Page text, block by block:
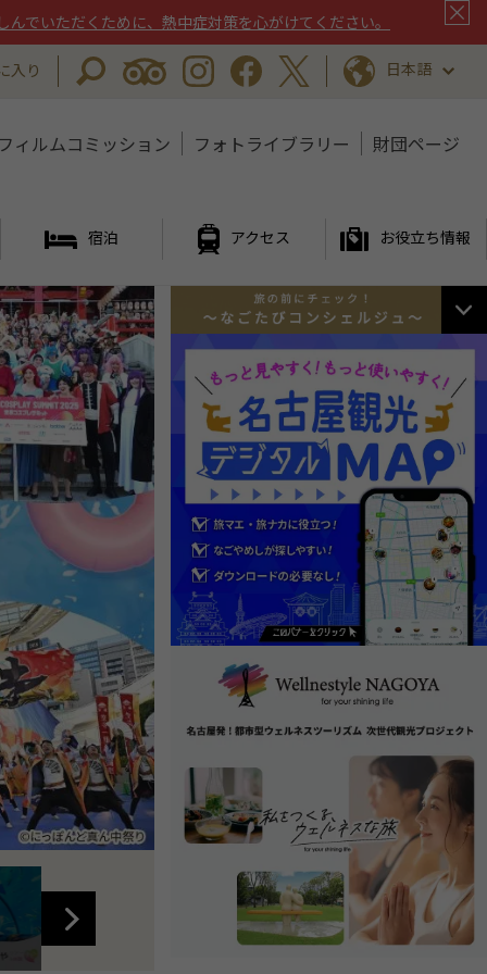
でいただくために、熱中症対策を心がけてください。
入り 日本語
ィルムコミッション フォトライブラリー 財団ページ
宿泊 アクセス お役立ち情報